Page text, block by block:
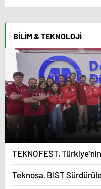
BILIM & TEKNOLOJI
TEKNOFEST,
Teknosa, BIST